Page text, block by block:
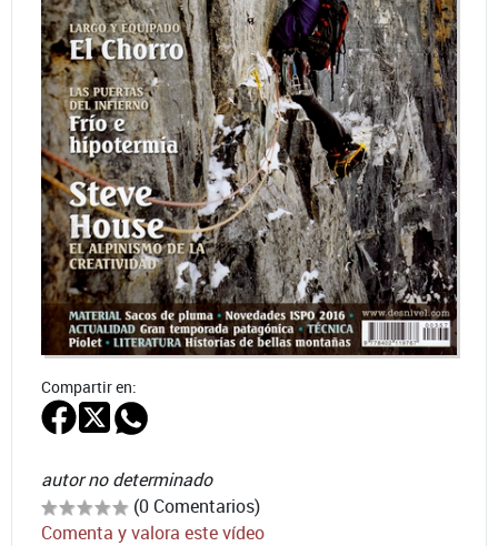
Compartir en:
autor no determinado
(0 Comentarios)
Comenta y valora este vídeo